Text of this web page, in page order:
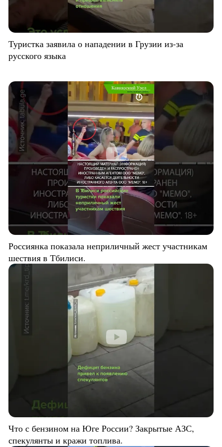
Туристка заявила о нападении в Грузии из-за
русского языка
Россиянка показала неприличный жест участникам
шествия в Тбилиси.
Что с бензином на Юге России? Закрытые АЗС,
спекулянты и кражи топлива.